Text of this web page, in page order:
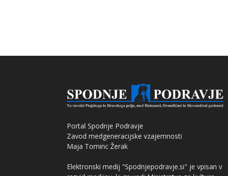
Portal Spodnje Podravje
Zavod medgeneracijske vzajemnosti
Maja Tominc Žerak
Elektronski medij "Spodnjepodravje.si" je vpisan v